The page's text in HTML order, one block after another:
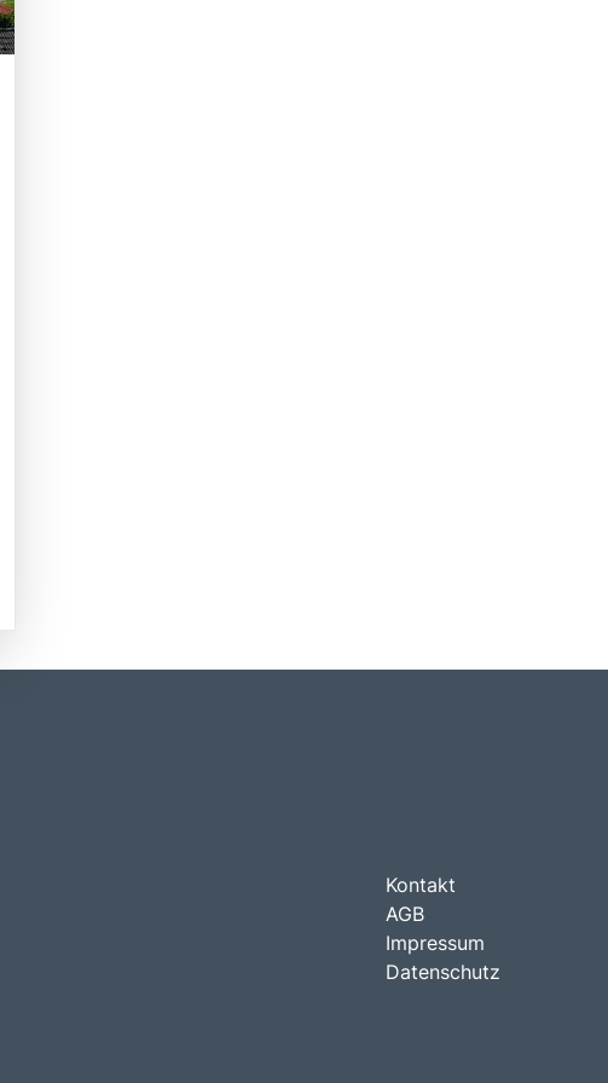
Kontakt
AGB
Impressum
Datenschutz